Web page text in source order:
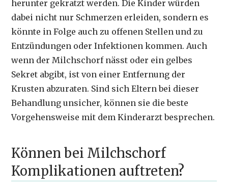
herunter gekratzt werden. Die Kinder würden
dabei nicht nur Schmerzen erleiden, sondern es
könnte in Folge auch zu offenen Stellen und zu
Entzündungen oder Infektionen kommen. Auch
wenn der Milchschorf nässt oder ein gelbes
Sekret abgibt, ist von einer Entfernung der
Krusten abzuraten. Sind sich Eltern bei dieser
Behandlung unsicher, können sie die beste
Vorgehensweise mit dem Kinderarzt besprechen.
Können bei Milchschorf
Komplikationen auftreten?